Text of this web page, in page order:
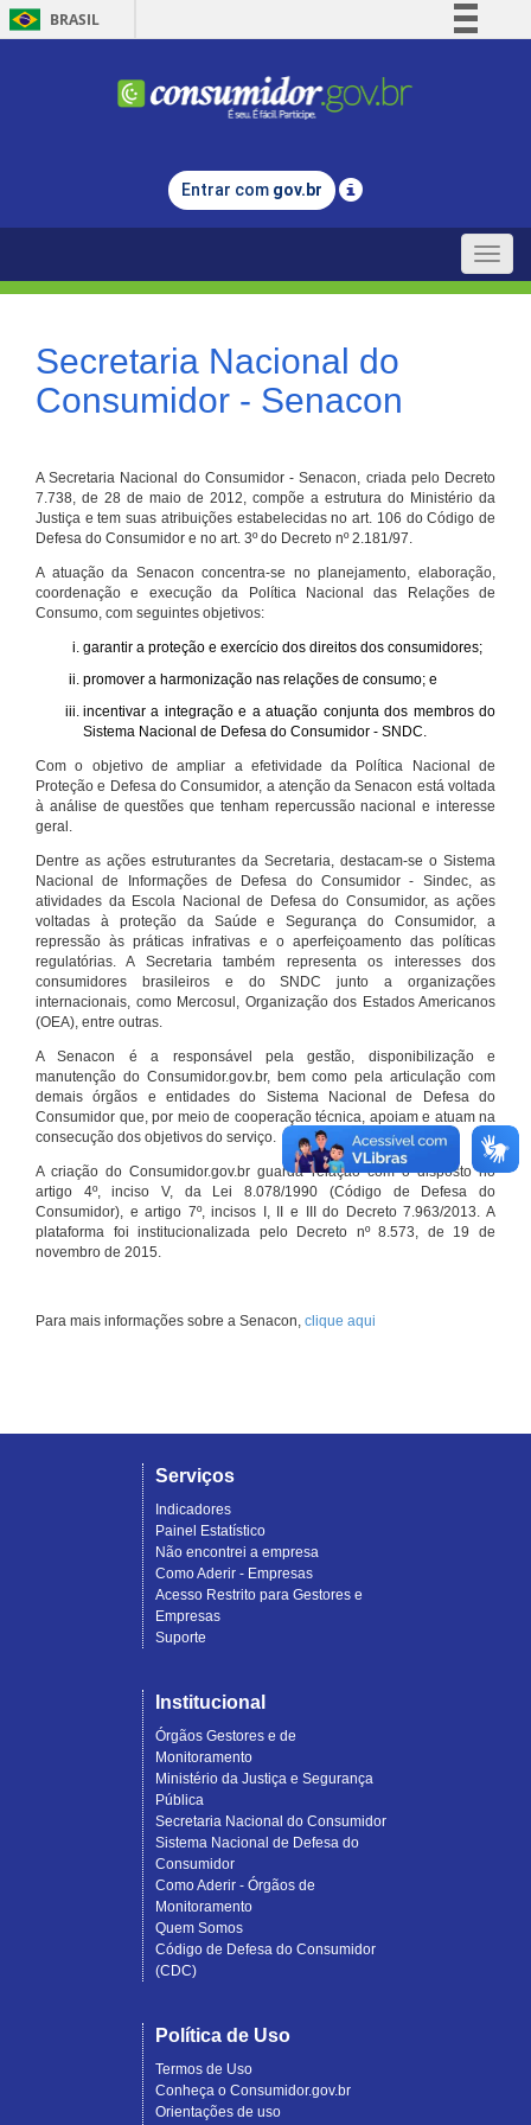
BRASIL
Comunica BR
Legislação
Entrar com gov.br
Toggle
Secretaria Nacional do
Consumidor - Senacon
A Secretaria Nacional do Consumidor - Senacon, criada pelo Decreto
7.738, de 28 de maio de 2012, compõe a estrutura do Ministério da
Justiça e tem suas atribuições estabelecidas no art. 106 do Código de
Defesa do Consumidor e no art. 3º do Decreto nº 2.181/97.
A atuação da Senacon concentra-se no planejamento, elaboração,
coordenação e execução da Política Nacional das Relações de
Consumo, com seguintes objetivos:
garantir a proteção e exercício dos direitos dos consumidores;
promover a harmonização nas relações de consumo; e
incentivar a integração e a atuação conjunta dos membros do
Sistema Nacional de Defesa do Consumidor - SNDC.
Com o objetivo de ampliar a efetividade da Política Nacional de
Proteção e Defesa do Consumidor, a atenção da Senacon está voltada
à análise de questões que tenham repercussão nacional e interesse
geral.
Dentre as ações estruturantes da Secretaria, destacam-se o Sistema
Nacional de Informações de Defesa do Consumidor - Sindec, as
atividades da Escola Nacional de Defesa do Consumidor, as ações
voltadas à proteção da Saúde e Segurança do Consumidor, a
repressão às práticas infrativas e o aperfeiçoamento das políticas
regulatórias. A Secretaria também representa os interesses dos
consumidores brasileiros e do SNDC junto a organizações
internacionais, como Mercosul, Organização dos Estados Americanos
(OEA), entre outras.
A Senacon é a responsável pela gestão, disponibilização e
manutenção do Consumidor.gov.br, bem como pela articulação com
demais órgãos e entidades do Sistema Nacional de Defesa do
Consumidor que, por meio de cooperação técnica, apoiam e atuam na
consecução dos objetivos do serviço.
A criação do Consumidor.gov.br guarda relação com o disposto no
artigo 4º, inciso V, da Lei 8.078/1990 (Código de Defesa do
Consumidor), e artigo 7º, incisos I, II e III do Decreto 7.963/2013. A
plataforma foi institucionalizada pelo Decreto nº 8.573, de 19 de
novembro de 2015.
Para mais informações sobre a Senacon, clique aqui
Serviços
Indicadores
Painel Estatístico
Não encontrei a empresa
Como Aderir - Empresas
Acesso Restrito para Gestores e
Empresas
Suporte
Institucional
Órgãos Gestores e de
Monitoramento
Ministério da Justiça e Segurança
Pública
Secretaria Nacional do Consumidor
Sistema Nacional de Defesa do
Consumidor
Como Aderir - Órgãos de
Monitoramento
Quem Somos
Código de Defesa do Consumidor
(CDC)
Política de Uso
Termos de Uso
Conheça o Consumidor.gov.br
Orientações de uso